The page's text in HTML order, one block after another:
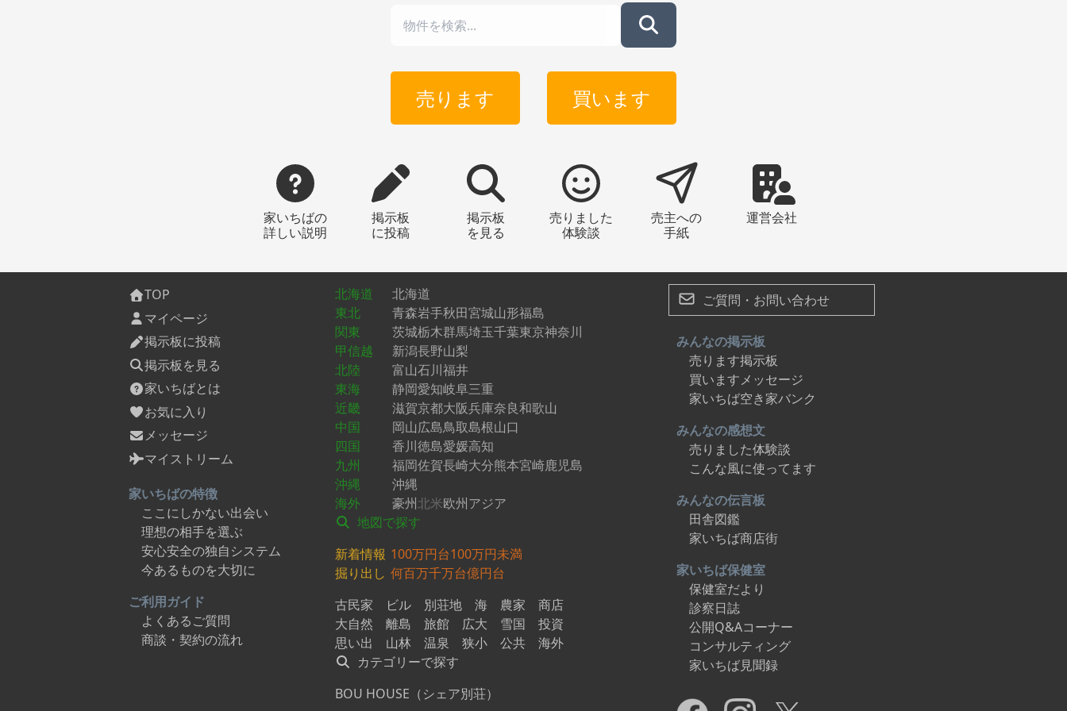
売ります 買います
家いちばの
詳しい説明
掲示板
に投稿
掲示板
を見る
売りました
体験談
売主への
手紙
運営会社
TOP
マイページ
掲示板に投稿
掲示板を見る
家いちばとは
お気に入り
メッセージ
マイストリーム
家いちばの特徴
ここにしかない出会い
理想の相手を選ぶ
安心安全の独自システム
今あるものを大切に
ご利用ガイド
よくあるご質問
商談・契約の流れ
北海道
北海道
東北
青森岩手秋田宮城山形福島
関東
茨城栃木群馬埼玉千葉東京神奈川
甲信越
新潟長野山梨
北陸
富山石川福井
東海
静岡愛知岐阜三重
近畿
滋賀京都大阪兵庫奈良和歌山
中国
岡山広島鳥取島根山口
四国
香川徳島愛媛高知
九州
福岡佐賀長崎大分熊本宮崎鹿児島
沖縄
沖縄
海外
豪州北米欧州アジア
地図で探す
新着情報 100万円台100万円未満
掘り出し 何百万千万台億円台
古民家
ビル 別荘地 海 農家
商店
大自然
離島 旅館 広大 雪国
投資
思い出
山林 温泉 狭小 公共
海外
カテゴリーで探す
BOU HOUSE（シェア別荘）
ご質問・お問い合わせ
みんなの掲示板
売ります掲示板
買いますメッセージ
家いちば空き家バンク
みんなの感想文
売りました体験談
こんな風に使ってます
みんなの伝言板
田舎図鑑
家いちば商店街
家いちば保健室
保健室だより
診察日誌
公開Q&Aコーナー
コンサルティング
家いちば見聞録